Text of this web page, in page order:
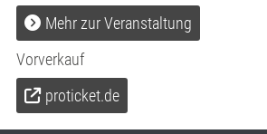
Mehr zur Veranstaltung
Vorverkauf
proticket.de